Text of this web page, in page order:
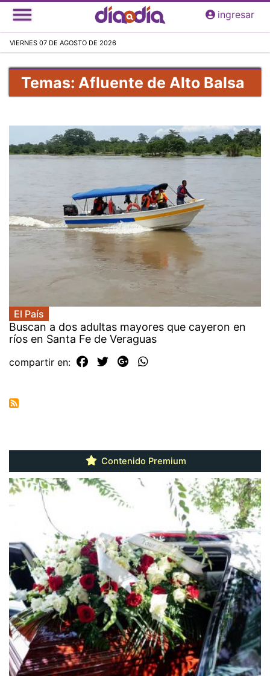
Pasar
al
principal
ingresar
VIERNES 07 DE AGOSTO DE 2026
Temas: Afluente de Alto Balsa
El País
Buscan a dos adultas mayores que cayeron en
ríos en Santa Fe de Veraguas
compartir en:
Contenido Premium